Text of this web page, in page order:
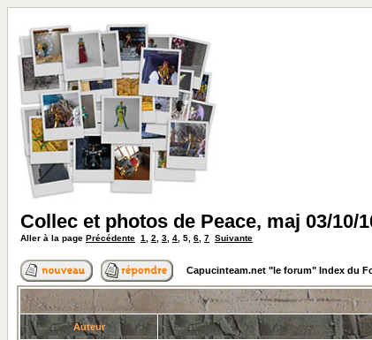
Collec et photos de Peace, maj 03/10/
Aller à la page Précédente 1 2 3 4 5 6 7 Suivante
Capucinteam.net "le forum" Index du
Auteur